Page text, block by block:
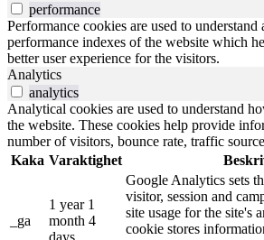
performance
Performance cookies are used to understand
performance indexes of the website which
better user experience for the visitors.
Analytics
analytics
Analytical cookies are used to understand
the website. These cookies help provide
number of visitors, bounce rate, traffic
Kaka Varaktighet
_ga
1 year 1
month 4
days
Google Analytics sets
visitor, session and
site usage for the site's
cookie stores